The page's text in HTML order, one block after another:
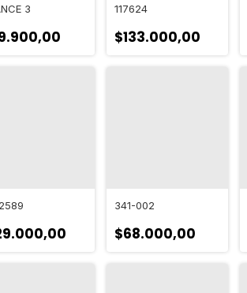
3 117624
$133.000,00
341-002
$68.000,00